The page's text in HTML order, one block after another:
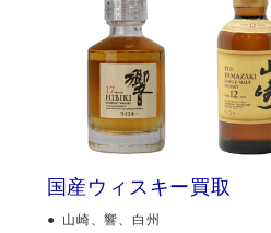
国産ウィスキー買取
山崎、響、白州